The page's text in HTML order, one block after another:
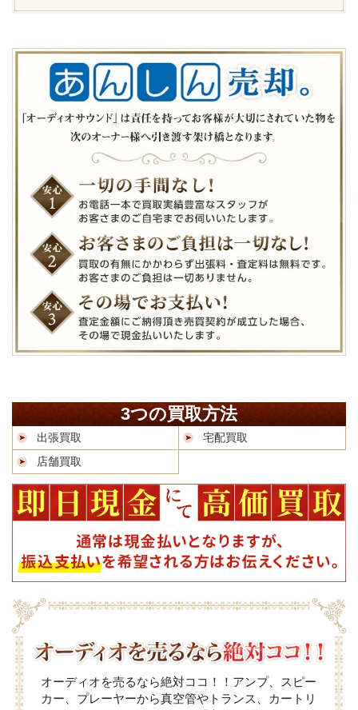
3つの買取方法
出張買取
宅配買取
店舗買取
オーディオを売るなら絶対ココ！！アンプ、スピー
カー、プレーヤーから真空管やトランス、カートリ